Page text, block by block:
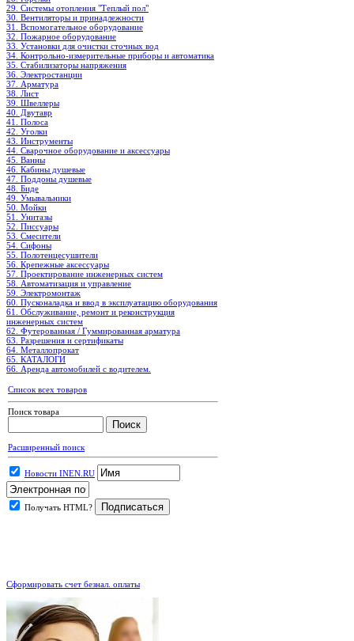
29. Системы отопления "Теплый пол"
30. Вентиляторы и принадлежности
31. Вспомогательное оборудование
32. Пожарное оборудование
33. Установки для очистки сточных вод
34. Контрольно-измерительные приборы и автоматика
35. Стабилизаторы напряжения
36. Электростанции
37. Арматура
38. Лист
39. Швеллеры
40. Двутавр
41. Полоса
42. Уголки
43. Инструменты
44. Сварочное оборудование и аксессуары
45. Ванны
46. Кабины душевые
47. Поддоны душевые
48. Биде
49. Умывальники
50. Мойки
51. Унитазы
52. Писсуары
53. Смесители
54. Сифоны
55. Полотенцесушители
56. Крепежные аксессуары
57. Проектирование инженерных систем
58. Автоматизация и управление
59. Электромонтаж
60. Пусконаладка и ввод в эксплуатацию оборудования
61. Обслуживание, ремонт и реконструкция
инженерных систем
62. Футерованная / Гуммированная арматура
63. Разрешения и сертификаты
64. Металлопрокат
65. КАТАЛОГИ
66. Аренда автомобилей с водителем.
Список всех товаров
Поиск товара
Расширенный поиск
Новости INEN.RU
Получать HTML?
Сформировать счет безнал. оплаты